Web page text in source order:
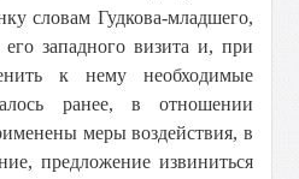
словам Гудкова-младшего,
западного визита и, при
к нему необходимые
ранее, в отношении
меры воздействия, в
предложение извиниться